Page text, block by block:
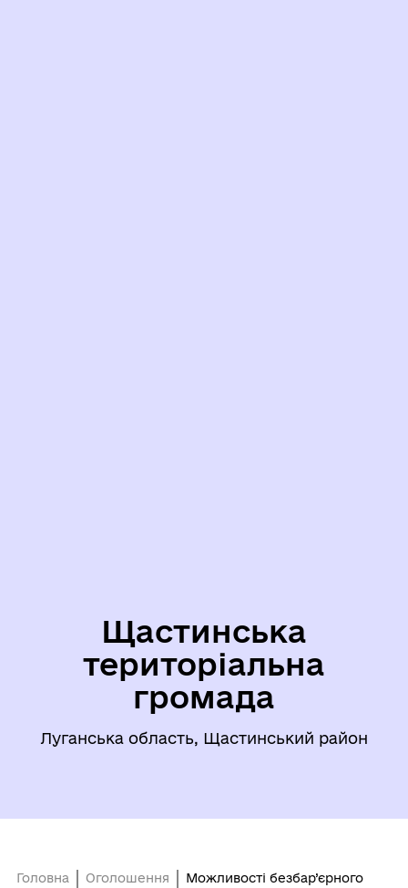
Щастинська
територіальна
громада
Луганська область, Щастинський район
Головна Оголошення
Можливості безбар’єрного